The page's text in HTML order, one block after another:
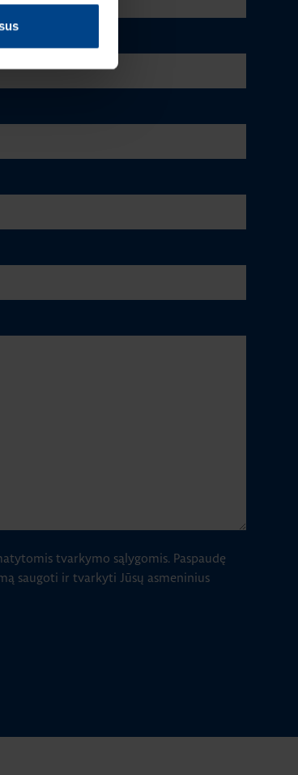
tvarkymo sąlygomis. Paspaudę
saugoti ir tvarkyti Jūsų asmeninius